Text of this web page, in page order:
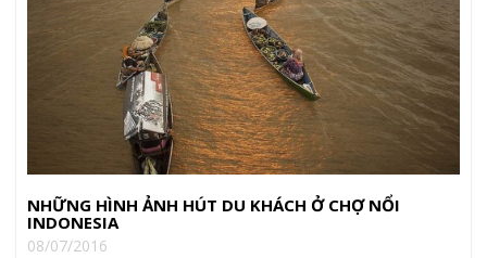
NHỮNG HÌNH ẢNH HÚT DU KHÁCH Ở CHỢ NỔI
INDONESIA
08/07/2016